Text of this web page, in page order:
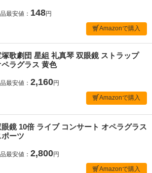
最安値： 148円
Amazonで購入
塚歌劇団 星組 礼真琴 双眼鏡 ストラップ
ペラグラス 黄色
最安値： 2,160円
Amazonで購入
眼鏡 10倍 ライブ コンサート オペラグラス
ポーツ
最安値： 2,800円
Amazonで購入